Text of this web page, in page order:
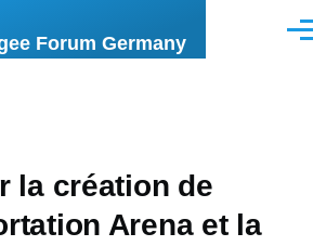
Forum Germany
la création de
Arena et la